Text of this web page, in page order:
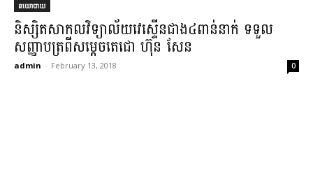
នយោបាយ
និស្សិត​សាកលវិទ្យាល័យ​វេ​ស្ទើន​ជាង​៤​ពាន់​នាក់ ទទួល​
សញ្ញាបត្រ​ពី​សម្តេច​តេជោ ហ៊ុន សែន​
admin - February 13, 2018 0